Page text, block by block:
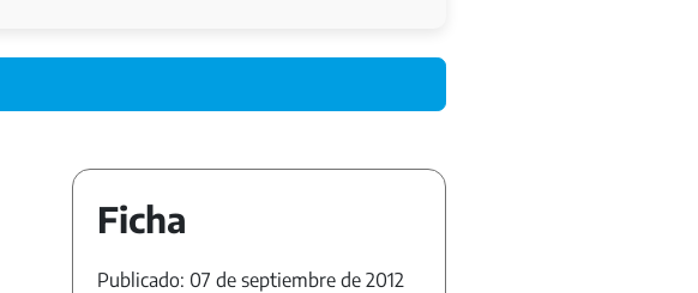
Ficha
Publicado: 07 de septiembre de 2012